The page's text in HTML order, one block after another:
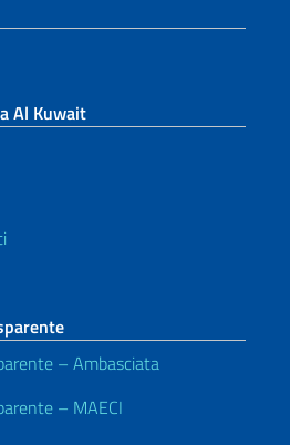
Al Kuwait
– Ambasciata
– MAECI